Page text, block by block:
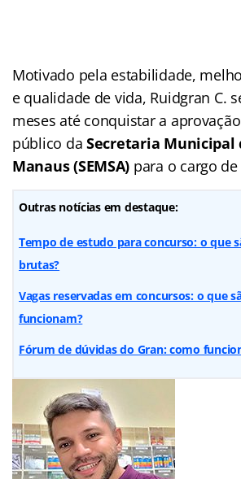
Motivado pela estabilidade,
e qualidade de vida, Ruidgran C.
meses até conquistar a
público daSecretaria Municipal
Manaus (SEMSA) para o cargo
Outras notícias em destaque:
Tempo de estudo para concurso: o que
brutas?
Vagas reservadas em concursos: o que
funcionam?
Fórum de dúvidas do Gran: como